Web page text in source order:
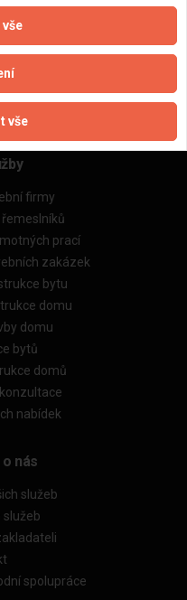
osobních údajů
cookie
online
firmy
prací
zakázek
bytu
domu
domu
bytů
domů
nabídek
nás
služeb
služeb
spolupráce
vše